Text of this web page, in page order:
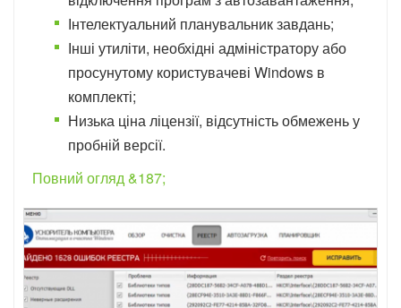
Інтелектуальний планувальник завдань;
Інші утиліти, необхідні адміністратору або
просунутому користувачеві Windows в
комплекті;
Низька ціна ліцензії, відсутність обмежень у
пробній версії.
Повний огляд &187;